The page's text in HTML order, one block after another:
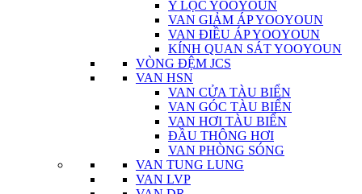
Y LỌC YOOYOUN
VAN GIẢM ÁP YOOYOUN
VAN ĐIỀU ÁP YOOYOUN
KÍNH QUAN SÁT YOOYOUN
VÒNG ĐỆM JCS
VAN HSN
VAN CỬA TÀU BIỂN
VAN GÓC TÀU BIỂN
VAN HƠI TÀU BIỂN
ĐẦU THÔNG HƠI
VAN PHÒNG SÓNG
VAN TUNG LUNG
VAN LVP